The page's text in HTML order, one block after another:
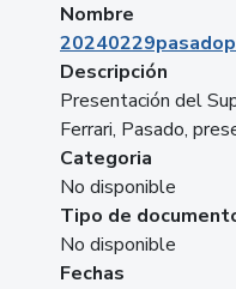
Nombre
Descripción
Presentación del
Ferrari, Pasado,
Categoria
No disponible
Tipo de
No disponible
Fechas